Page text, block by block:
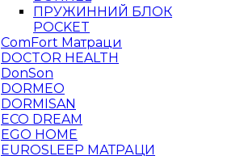
ПРУЖИННИЙ БЛОК
POCKET
ComFort Матраци
DOCTOR HEALTH
DonSon
DORMEO
DORMISAN
ECO DREAM
EGO HOME
EUROSLEEP МАТРАЦИ